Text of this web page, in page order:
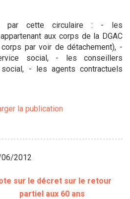
par cette circulaire : - les
aux corps de la DGAC
par voir de détachement), -
social, - les conseillers
- les agents contractuels
la publication
2012
sur le décret sur le retour
partiel aux 60 ans